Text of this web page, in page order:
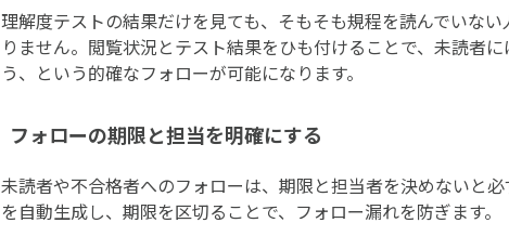
理解度テストの結果だけを見ても、そもそも規程を読んでいな
りません。閲覧状況とテスト結果をひも付けることで、未読者
う、という的確なフォローが可能になります。
フォローの期限と担当を明確にする
未読者や不合格者へのフォローは、期限と担当者を決めないと
を自動生成し、期限を区切ることで、フォロー漏れを防ぎます。